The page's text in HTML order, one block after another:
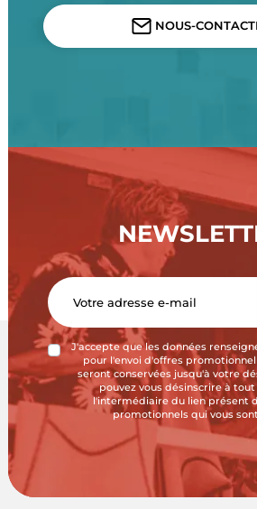
NOUS-
J'accepte que les données
pour l'envoi d'offres
seront conservées jusqu'à votre
pouvez vous désinscrire à
l'intermédiaire du lien présent
promotionnels qui vous